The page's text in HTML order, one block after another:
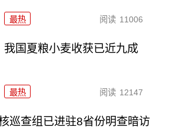
最热 阅读 11006
我国夏粮小麦收获已近九成
最热 阅读 12147
巡查组已进驻8省份明查暗访